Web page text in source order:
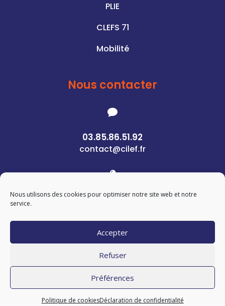
Nous utilisons des cookies pour optimiser notre site web et notre
service.
Accepter
Refuser
Préférences
Politique de cookiesDéclaration de confidentialité
PLIE
CLEFS 71
Mobilité
Nous contacter

03.85.86.51.92
contact@cilef.fr

1 Rue des Pierres
© Copyright 2024 –waabeo
réservés
Mentions Légales–Politique de cookies